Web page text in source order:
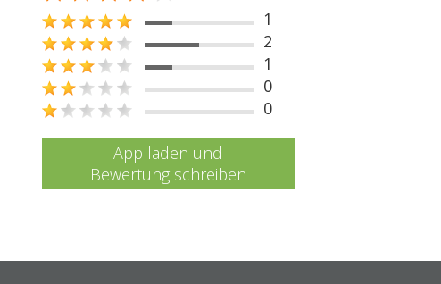
1
2
1
0
0
App laden und
Bewertung schreiben